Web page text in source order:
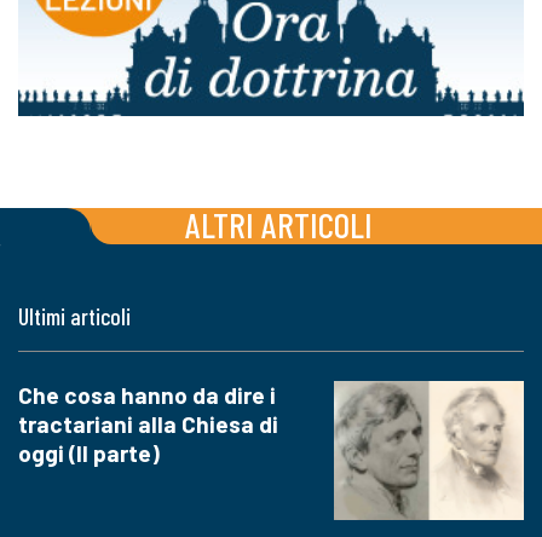
ALTRI ARTICOLI
Ultimi articoli
Che cosa hanno da dire i
tractariani alla Chiesa di
oggi (II parte)